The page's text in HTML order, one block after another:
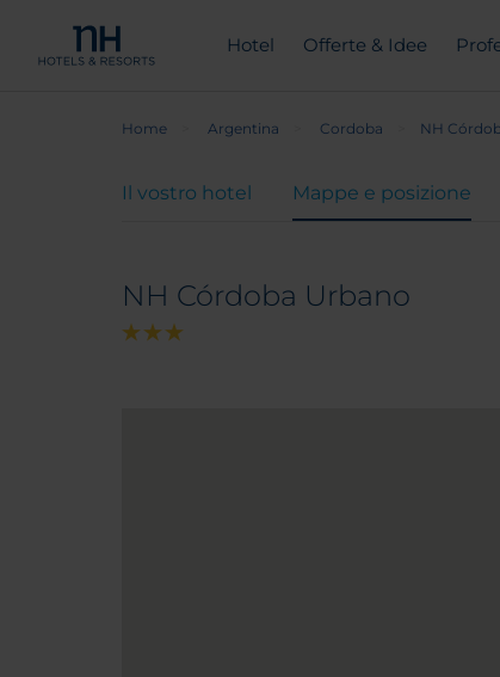
Hotel Offerte & Idee
Home Argentina Cordoba NH
Il vostro hotel Mappe e posizione
NH Córdoba Urbano